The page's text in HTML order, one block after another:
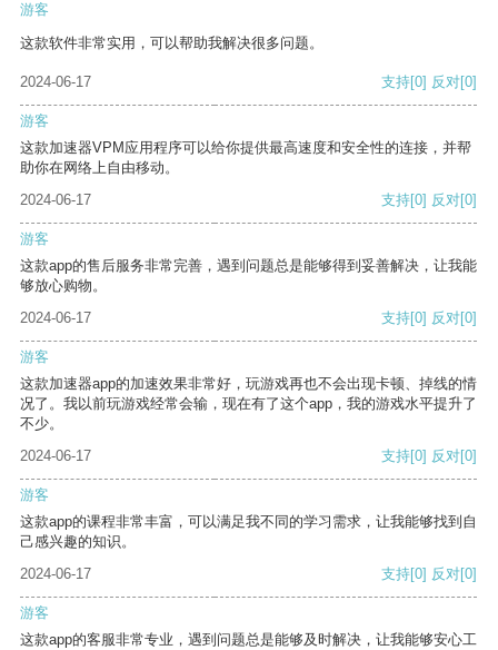
游客
这款软件非常实用，可以帮助我解决很多问题。
2024-06-17 支持[0] 反对[0]
游客
这款加速器VPM应用程序可以给你提供最高速度和安全性的连接，并帮
助你在网络上自由移动。
2024-06-17
支持[0] 反对[0]
游客
这款app的售后服务非常完善，遇到问题总是能够得到妥善解决，让我能
够放心购物。
2024-06-17
支持[0] 反对[0]
游客
这款加速器app的加速效果非常好，玩游戏再也不会出现卡顿、掉线的情
况了。我以前玩游戏经常会输，现在有了这个app，我的游戏水平提升了
不少。
2024-06-17
支持[0] 反对[0]
游客
这款app的课程非常丰富，可以满足我不同的学习需求，让我能够找到自
己感兴趣的知识。
2024-06-17
支持[0] 反对[0]
游客
这款app的客服非常专业，遇到问题总是能够及时解决，让我能够安心工